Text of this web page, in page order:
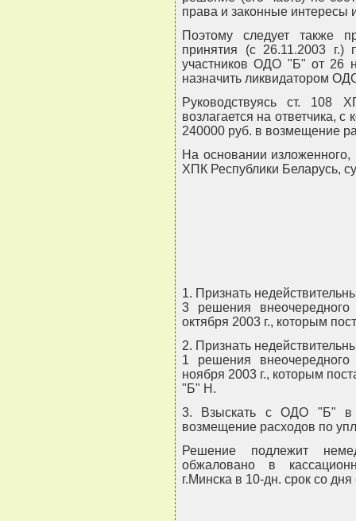
права и законные интересы
Поэтому следует также
принятия (с 26.11.2003 г.)
участников ОДО "Б" от 26
назначить ликвидатором
Руководствуясь ст. 108
возлагается на ответчика, с
240000 руб. в возмещение
На основании изложенного,
ХПК Республики Беларусь,
1. Признать
3 решения
октября 2003 г., которым
2. Признать
1 решения
ноября 2003 г., которым
"Б" Н.
3. Взыскать с ОДО "Б" в
возмещение расходов по
Решение подлежит
обжаловано в
г.Минска в 10-дн. срок со